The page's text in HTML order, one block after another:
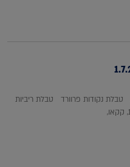
נקודות פרוורד טבלת ריביות